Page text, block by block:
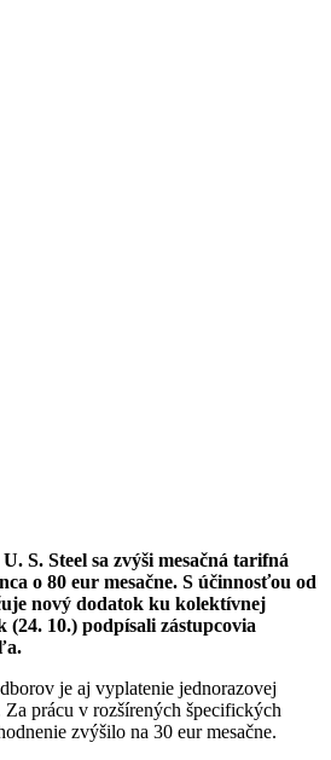
S. Steel sa zvýši mesačná tarifná
o 80 eur mesačne. S účinnosťou od
nový dodatok ku kolektívnej
10.) podpísali zástupcovia
je aj vyplatenie jednorazovej
prácu v rozšírených špecifických
zvýšilo na 30 eur mesačne.